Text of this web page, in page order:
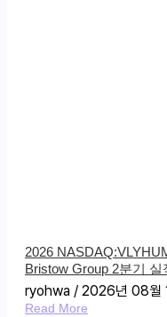
2026
Bristow Group 2분기
ryohwa 2026년 08월
Read More